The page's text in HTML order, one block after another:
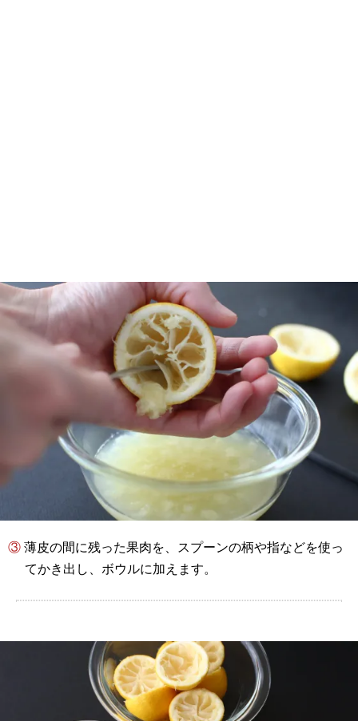
③ 薄皮の間に残った果肉を、スプーンの柄や指などを使っ
てかき出し、ボウルに加えます。